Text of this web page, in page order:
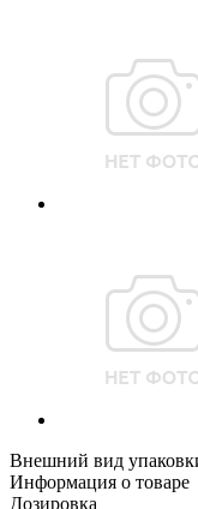
Внешний вид
Информация о товаре
Дозировка